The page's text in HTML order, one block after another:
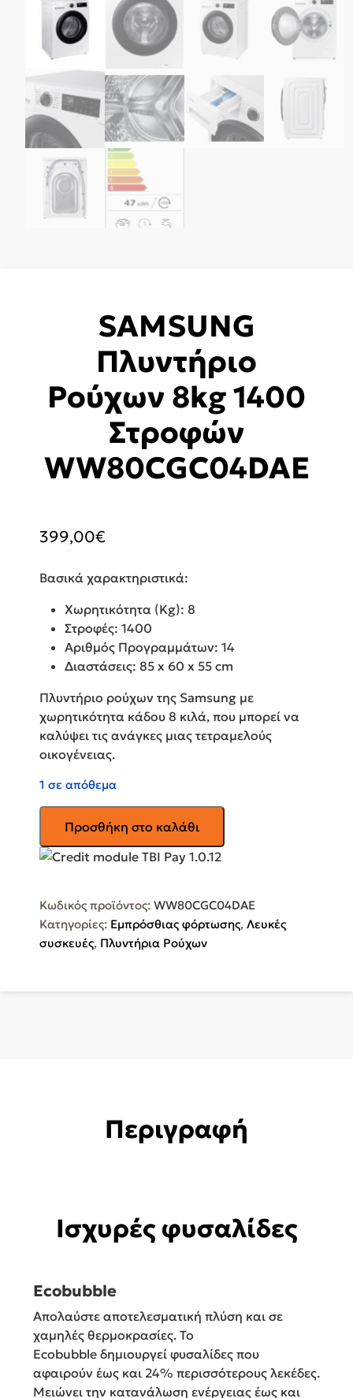
SAMSUNG
Πλυντήριο
Ρούχων 8kg 1400
Στροφών
WW80CGC04DAE
399,00€
Βασικά χαρακτηριστικά:
Χωρητικότητα (Kg): 8
Στροφές: 1400
Αριθμός Προγραμμάτων: 14
Διαστάσεις: 85 x 60 x 55 cm
Πλυντήριο ρούχων της Samsung με
χωρητικότητα κάδου 8 κιλά, που μπορεί να
καλύψει τις ανάγκες μιας τετραμελούς
οικογένειας.
1 σε απόθεμα
SAMSUNG
Πλυντήριο
Ρούχων
Στροφών
WW80CGC04DAE
ποσότητα
Προσθήκη στο καλάθι
Κωδικός προϊόντος: WW80CGC04DAE
Κατηγορίες: Εμπρόσθιας φόρτωσης, Λευκές
συσκευές, Πλυντήρια Ρούχων
Περιγραφή
Ισχυρές φυσαλίδες
Ecobubble
Απολαύστε αποτελεσματική πλύση και σε
χαμηλές θερμοκρασίες. Το
Ecobubble δημιουργεί φυσαλίδες που
αφαιρούν έως και 24% περισσότερους λεκέδες.
Μειώνει την κατανάλωση ενέργειας έως και